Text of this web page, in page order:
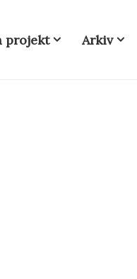
projekt Arkiv